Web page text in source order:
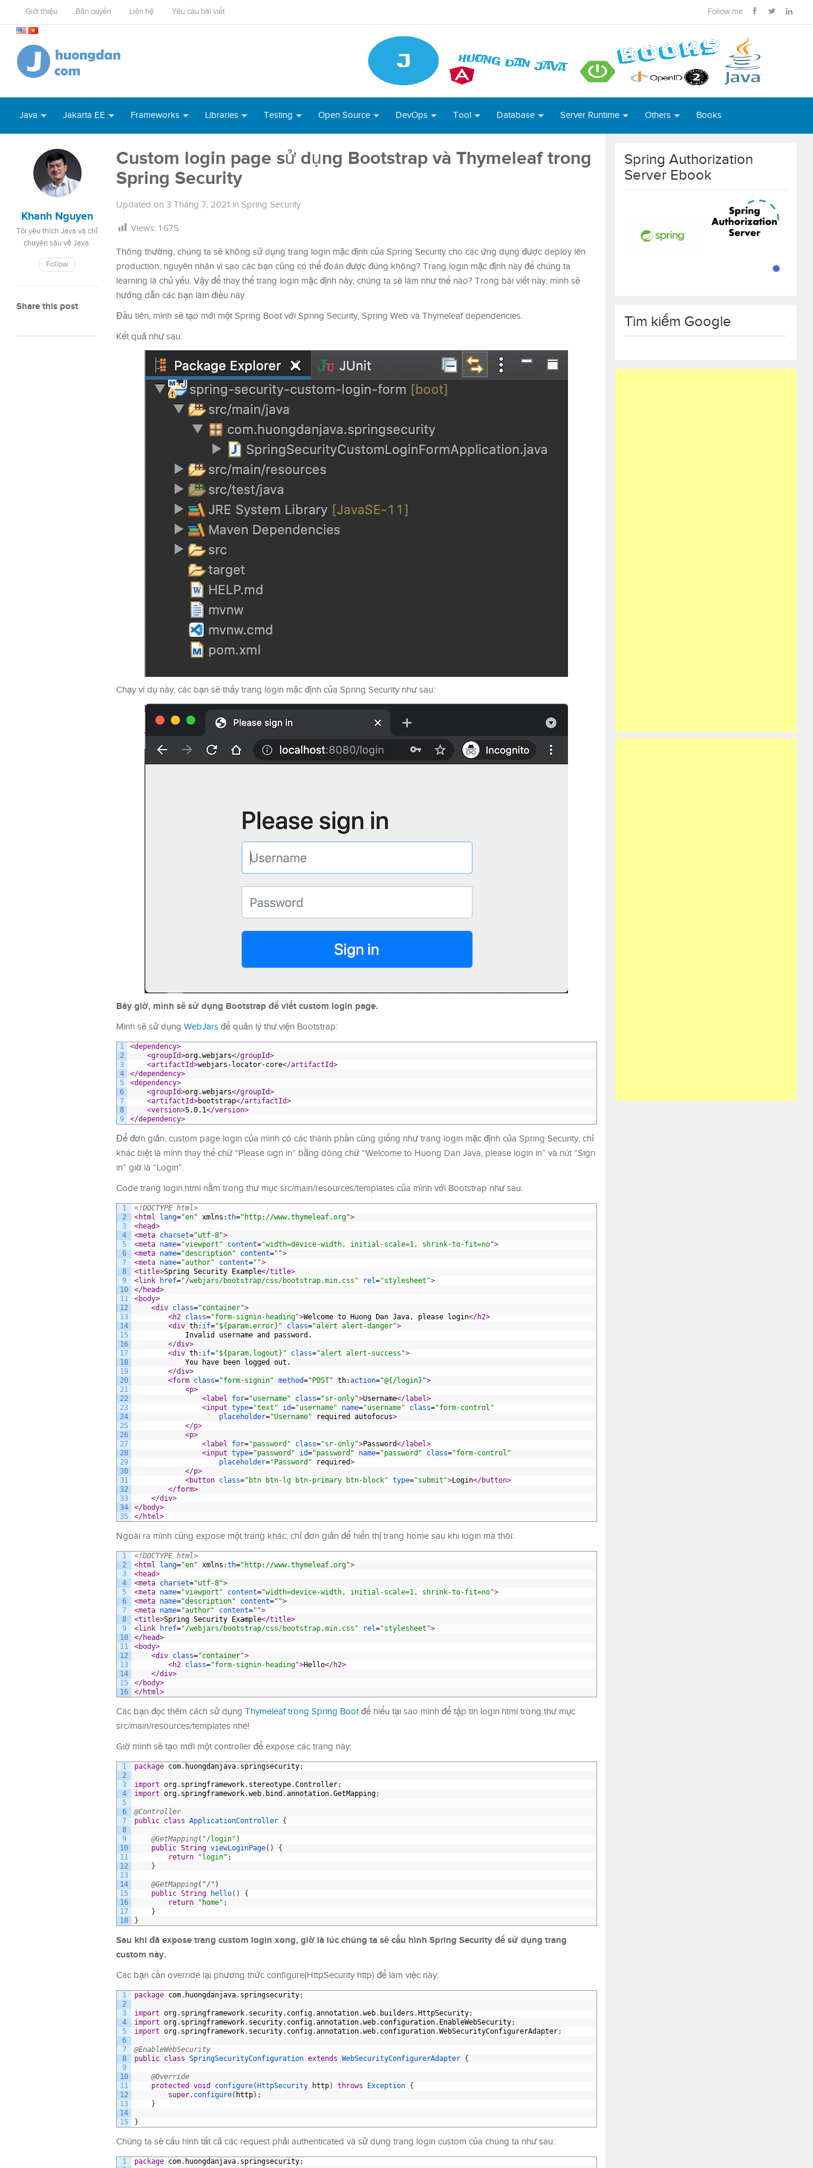
Giới thiệu Bản quyền Liên hệ Yêu cầu bài viết Follow me
Java Jakarta EE Frameworks Libraries Testing Open Source DevOps Tool Database Server Runtime Others Books
Khanh Nguyen
Tôi yêu thích Java và chỉ
chuyên sâu về Java.
Follow
Share this post
Custom login page sử dụng Bootstrap và Thymeleaf trong
Spring Security
Updated on 3 Tháng 7, 2021 in Spring Security
Views: 1.675
Thông thường, chúng ta sẽ không sử dụng trang login mặc định của Spring Security cho các ứng dụng được deploy lên
production, nguyên nhân vì sao các bạn cũng có thể đoán được đúng không? Trang login mặc định này để chúng ta
learning là chủ yếu. Vậy để thay thế trang login mặc định này, chúng ta sẽ làm như thế nào? Trong bài viết này, mình sẽ
hướng dẫn các bạn làm điều này.
Đầu tiên, mình sẽ tạo mới một Spring Boot với Spring Security, Spring Web và Thymeleaf dependencies.
Kết quả như sau:
Chạy ví dụ này, các bạn sẽ thấy trang login mặc định của Spring Security như sau:
Bây giờ, mình sẽ sử dụng Bootstrap để viết custom login page.
Mình sẽ sử dụng WebJars để quản lý thư viện Bootstrap:
1
2
3
4
5
6
7
8
9
<dependency>
<groupId>org.webjars</groupId>
<artifactId>webjars-locator-core</artifactId>
</dependency>
<dependency>
<groupId>org.webjars</groupId>
<artifactId>bootstrap</artifactId>
<version>5.0.1</version>
</dependency>
Để đơn giản, custom page login của mình có các thành phần cũng giống như trang login mặc định của Spring Security, chỉ
khác biệt là mình thay thế chữ “Please sign in” bằng dòng chữ “Welcome to Huong Dan Java, please login in” và nút “Sign
in” giờ là “Login”.
Code trang login.html nằm trong thư mục src/main/resources/templates của mình với Bootstrap như sau:
1
2
3
4
5
6
7
8
9
10
11
12
13
14
15
16
17
18
19
20
21
22
23
24
25
26
27
28
29
30
31
32
33
34
35
<!DOCTYPE html>
<html
lang="en" xmlns :th="http://www.thymeleaf.org">
<head>
<meta charset="utf-8">
<meta name="viewport" content="width=device-width, initial-scale=1, shrink-to-fit=no">
<meta name="description" content="">
<meta name="author" content="">
<title>Spring Security Example</title>
<link
href="/webjars/bootstrap/css/bootstrap.min.css" rel="stylesheet">
</head>
<body>
<div class="container">
<h2 class="form-signin-heading">Welcome to Huong Dan Java, please login</h2>
<div th: if="${param.error}" class="alert alert-danger">
Invalid username and password.
</div>
<div th: if="${param.logout}" class="alert alert-success">
You have been logged out.
</div>
<form class="form-signin" method="POST" th:action="@{/login}">
<p>
<label for="username" class="sr-only">Username</label>
<input type="text" id="username" name="username" class="form-control"
placeholder="Username" required autofocus>
</p>
<p>
<label for="password" class="sr-only">Password</label>
<input type="password" id="password" name="password" class="form-control"
placeholder="Password" required>
</p>
<button class="btn btn-lg btn-primary btn-block" type="submit">Login</button>
</form>
</div>
</body>
</html>
Ngoài ra mình cũng expose một trang khác, chỉ đơn giản để hiển thị trang home sau khi login mà thôi:
1
2
3
4
5
6
7
8
9
10
11
12
13
14
15
16
<!DOCTYPE html>
<html
lang="en" xmlns :th="http://www.thymeleaf.org">
<head>
<meta charset="utf-8">
<meta name="viewport" content="width=device-width, initial-scale=1, shrink-to-fit=no">
<meta name="description" content="">
<meta name="author" content="">
<title>Spring Security Example</title>
<link
href="/webjars/bootstrap/css/bootstrap.min.css" rel="stylesheet">
</head>
<body>
<div class="container">
<h2 class="form-signin-heading">Hello</h2>
</div>
</body>
</html>
Các bạn đọc thêm cách sử dụng Thymeleaf trong Spring Bootđể hiểu tại sao mình để tập tin login.html trong thư mục
src/main/resources/templates nhé!
Giờ mình sẽ tạo mới một controller để expose các trang này:
1
2
3
4
5
6
7
8
9
10
11
12
13
14
15
16
17
18
package com. huongdanjava. springsecurity;
import org. springframework. stereotype.Controller;
import org. springframework.web. bind .annotation.GetMapping;
@Controller
public class ApplicationController {
@GetMapping( "/login" )
public String viewLoginPage( )
{
return
"login" ;
}
@GetMapping( "/" )
public String hello( )
{
return
"home" ;
}
}
Sau khi đã expose trang custom login xong, giờ là lúc chúng ta sẽ cấu hình Spring Security để sử dụng trang
custom này.
Các bạn cần override lại phương thức configure(HttpSecurity http) để làm việc này:
1
2
3
4
5
6
7
8
9
10
11
12
13
14
15
package com. huongdanjava. springsecurity;
import org. springframework. security. config.annotation.web. builders . HttpSecurity;
import org. springframework. security. config.annotation.web. configuration. EnableWebSecurity;
import org. springframework. security. config.annotation.web. configuration.WebSecurityConfigurerAdapter;
@EnableWebSecurity
public class SpringSecurityConfiguration extends WebSecurityConfigurerAdapter {
@Override
protected
void configure( HttpSecurity http) throws Exception {
super. configure( http) ;
}
}
Chúng ta sẽ cấu hình tất cả các request phải authenticated và sử dụng trang login custom của chúng ta như sau:
1
package com. huongdanjava. springsecurity;
Spring Authorization
Server Ebook
Tìm kiếm Google